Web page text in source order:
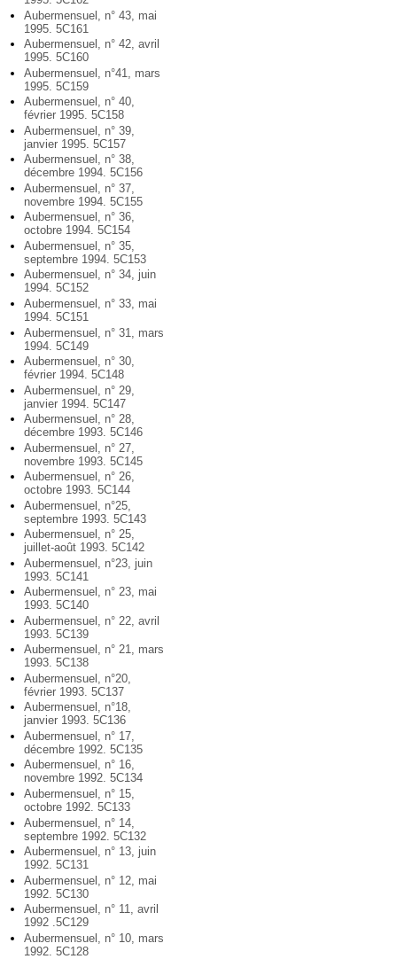
Aubermensuel, n° 43, mai
1995. 5C161
Aubermensuel, n° 42, avril
1995. 5C160
Aubermensuel, n°41, mars
1995. 5C159
Aubermensuel, n° 40,
février 1995. 5C158
Aubermensuel, n° 39,
janvier 1995. 5C157
Aubermensuel, n° 38,
décembre 1994. 5C156
Aubermensuel, n° 37,
novembre 1994. 5C155
Aubermensuel, n° 36,
octobre 1994. 5C154
Aubermensuel, n° 35,
septembre 1994. 5C153
Aubermensuel, n° 34, juin
1994. 5C152
Aubermensuel, n° 33, mai
1994. 5C151
Aubermensuel, n° 31, mars
1994. 5C149
Aubermensuel, n° 30,
février 1994. 5C148
Aubermensuel, n° 29,
janvier 1994. 5C147
Aubermensuel, n° 28,
décembre 1993. 5C146
Aubermensuel, n° 27,
novembre 1993. 5C145
Aubermensuel, n° 26,
octobre 1993. 5C144
Aubermensuel, n°25,
septembre 1993. 5C143
Aubermensuel, n° 25,
juillet-août 1993. 5C142
Aubermensuel, n°23, juin
1993. 5C141
Aubermensuel, n° 23, mai
1993. 5C140
Aubermensuel, n° 22, avril
1993. 5C139
Aubermensuel, n° 21, mars
1993. 5C138
Aubermensuel, n°20,
février 1993. 5C137
Aubermensuel, n°18,
janvier 1993. 5C136
Aubermensuel, n° 17,
décembre 1992. 5C135
Aubermensuel, n° 16,
novembre 1992. 5C134
Aubermensuel, n° 15,
octobre 1992. 5C133
Aubermensuel, n° 14,
septembre 1992. 5C132
Aubermensuel, n° 13, juin
1992. 5C131
Aubermensuel, n° 12, mai
1992. 5C130
Aubermensuel, n° 11, avril
1992 .5C129
Aubermensuel, n° 10, mars
1992. 5C128